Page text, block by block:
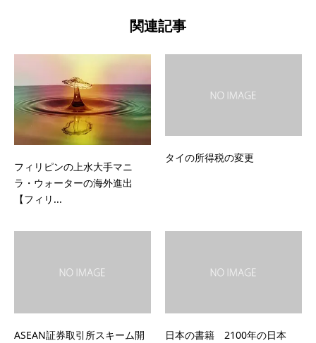
関連記事
フィリピンの上水大手マニ
ラ・ウォーターの海外進出
【フィリ...
タイの所得税の変更
ASEAN証券取引所スキーム開
日本の書籍 2100年の日本